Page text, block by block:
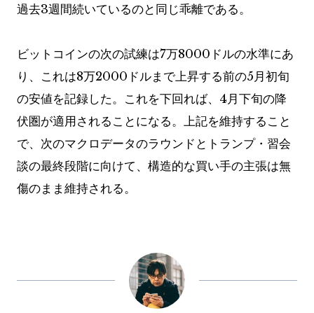
過去3週間続いているのと同じ乖離である。
ビットコインの次の試練は7万8000ドルの水準にあ
り、これは8万2000ドルまで上昇する前の5月初旬
の安値を記録した。これを下回れば、4月下旬の降
伏圏が適用されることになる。上記を維持すること
で、次のマクロデータのラウンドとトランプ・習会
談の最終段階に向けて、構造的な買い手の主張は無
傷のまま維持される。